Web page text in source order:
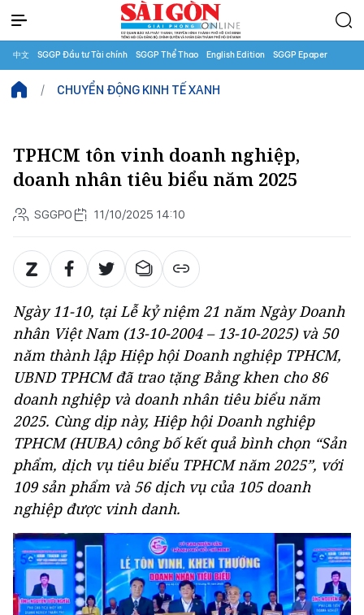
中文 SGGP Đầu tư Tài chính SGGP Thể Thao English Edition SGGP Epaper
CHUYỂN ĐỘNG KINH TẾ XANH
TPHCM tôn vinh doanh nghiệp,
doanh nhân tiêu biểu năm 2025
SGGPO 11/10/2025 14:10
Ngày 11-10, tạiLễ kỷ niệm 21 năm Ngày Doanh
nhân Việt Nam (13-10-2004 – 13-10-2025) và 50
năm thành lập Hiệp hội Doanh nghiệp TPHCM,
UBND TPHCM đã trao tặngBằng khen cho 86
doanh nghiệp và doanh nhân tiêu biểu năm
2025. Cùng dịp này, Hiệp hội Doanh nghiệp
TPHCM (HUBA) công bố kết quả bình chọn “Sản
phẩm, dịch vụ tiêu biểu TPHCM năm 2025”, với
109 sản phẩm và 56 dịch vụ của 105 doanh
nghiệp được vinh danh.